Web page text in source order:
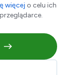
deklaracji
więcej o celu ich